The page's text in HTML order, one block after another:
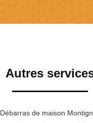
Autres
Débarras de maison